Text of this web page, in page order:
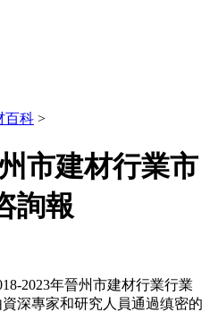
百科 >
市建材行業市
詢報
2023年晉州市建材行業行業
深專家和研究人員通過缜密的